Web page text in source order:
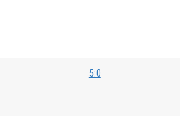
5:0